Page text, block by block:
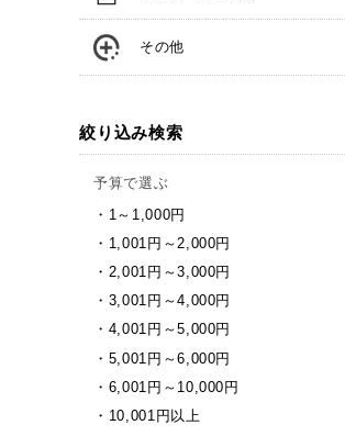
その他
絞り込み検索
予算で選ぶ
1～1,000円
1,001円～2,000円
2,001円～3,000円
3,001円～4,000円
4,001円～5,000円
5,001円～6,000円
6,001円～10,000円
10,001円以上